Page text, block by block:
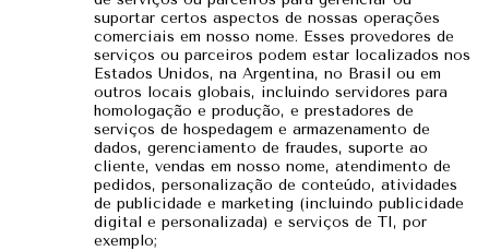
suportar certos aspectos de nossas operações
comerciais em nosso nome. Esses provedores de
serviços ou parceiros podem estar localizados nos
Estados Unidos, na Argentina, no Brasil ou em
outros locais globais, incluindo servidores para
homologação e produção, e prestadores de
serviços de hospedagem e armazenamento de
dados, gerenciamento de fraudes, suporte ao
cliente, vendas em nosso nome, atendimento de
pedidos, personalização de conteúdo, atividades
de publicidade e marketing (incluindo publicidade
digital e personalizada) e serviços de TI, por
exemplo;